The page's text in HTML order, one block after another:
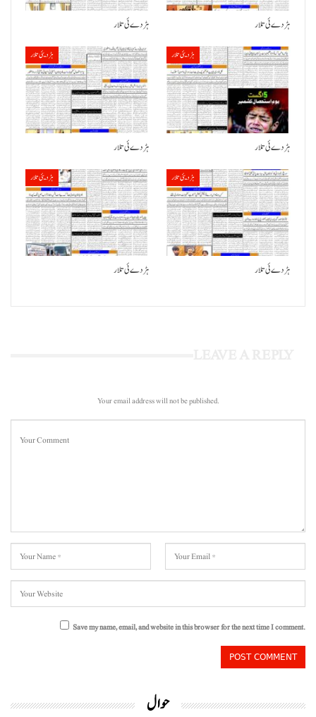
ہڑدے ئی تلار ہڑدے ئی تلار
ہڑدیئی تلار
ہڑدے ئی تلار
ہڑدیئی تلار
ہڑدے ئی تلار
ہڑدیئی تلار
ہڑدے ئی تلار
ہڑدیئی تلار
ہڑدے ئی تلار
Your email address will not be published.
Save my name, email, and website in this browser for the next time I comment.
حوال